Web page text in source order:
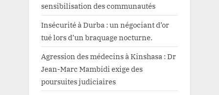
sensibilisation des communautés
Insécurité à Durba : un négociant d’or
tué lors d’un braquage nocturne.
Agression des médecins à Kinshasa : Dr
Jean-Marc Mambidi exige des
poursuites judiciaires